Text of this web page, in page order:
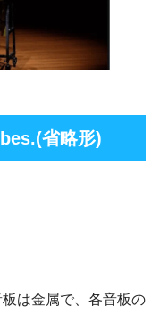
省略形)
は金属で、各音板の